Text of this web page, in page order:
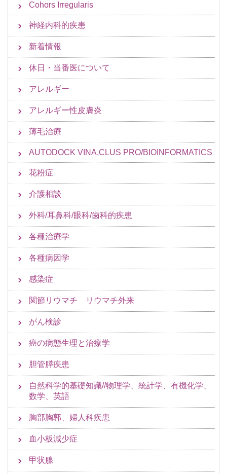
Cohors Irregularis
神経内科的疾患
新着情報
休日・当番医について
アレルギー
アレルギー性皮膚炎
薄毛治療
AUTODOCK VINA,CLUS PRO/BIOINFORMATICS
花粉症
介護相談
外科/耳鼻科/眼科/歯科的疾患
各種治療学
各種病因学
感染症
関節リウマチ リウマチ外来
がん検診
癌の病態生理と治療学
胆管膵疾患
自然科学的基礎知識//物理学、統計学、有機化学、
数学、英語
胸部胸郭、婦人科疾患
血小板減少症
甲状腺